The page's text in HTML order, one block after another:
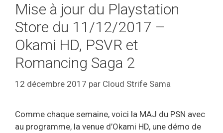
Mise à jour du Playstation
Store du 11/12/2017 –
Okami HD, PSVR et
Romancing Saga 2
12 décembre 2017 par Cloud Strife Sama
Comme chaque semaine, voici la MAJ du PSN avec
au programme, la venue d’Okami HD, une démo de